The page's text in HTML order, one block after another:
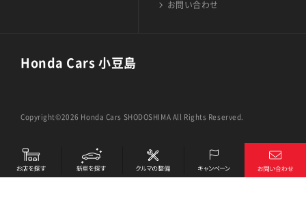
お問い合わせ
Honda Cars 小豆島
Copyright©2026 Honda Cars SHODOSHIMA All Rights Reserved.